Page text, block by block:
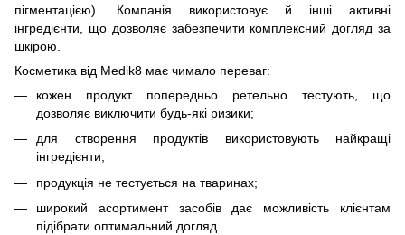
пігментацією). Компанія використовує й інші активні
інгредієнти, що дозволяє забезпечити комплексний догляд за
шкірою.
Косметика від Medik8 має чимало переваг:
кожен продукт попередньо ретельно тестують, що
дозволяє виключити будь-які ризики;
для створення продуктів використовують найкращі
інгредієнти;
продукція не тестується на тваринах;
широкий асортимент засобів дає можливість клієнтам
підібрати оптимальний догляд.